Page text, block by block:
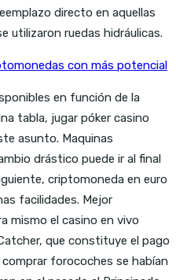
directo en aquellas
utilizaron ruedas hidráulicas.
con más potencial
en función de la
tabla, jugar póker casino
asunto. Maquinas
drástico puede ir al final
criptomoneda en euro
facilidades. Mejor
mismo el casino en vivo
que constituye el pago
forocoches se habían